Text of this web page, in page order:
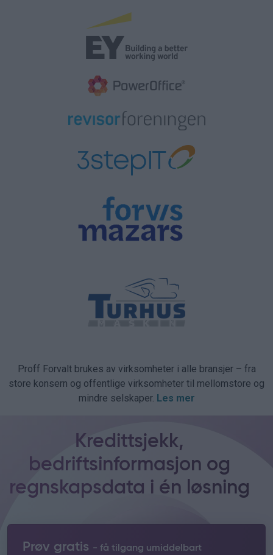
Proff Forvalt brukes av virksomheter i alle bransjer – fra
store konsern og offentlige virksomheter til mellomstore og
mindre selskaper. Les mer
Kredittsjekk,
bedriftsinformasjon og
regnskapsdata i én løsning
Prøv gratis - få tilgang umiddelbart